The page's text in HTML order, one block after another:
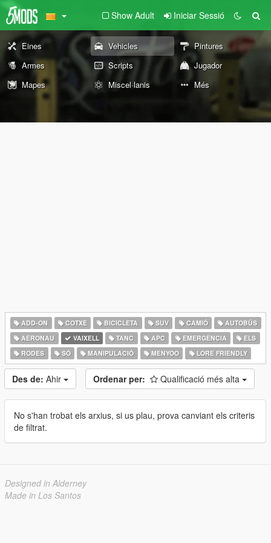
Show Adult Iniciar Sessió
Eines Vehicles
Pintures
Armes
Scripts
Jugador
Mapes
Miscel·lanis Més
ADD-ON COTXE BICICLETA SUV CAMIÓ
AUTOBÚS
AERONAU
VAIXELL TANC APC EMERGÈNCIA
ELS
RODES
SÓ MANIPULACIÓ MENYOO LORE FRIENDLY
Des de: Ahir Ordenar per: Qualificació més alta
No s'han trobat els arxius, si us plau, prova canviant els criteris
de filtrat.
Designed in Alderney
Made in Los Santos